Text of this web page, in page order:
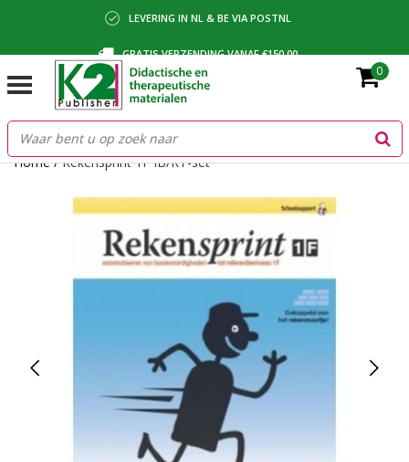
LEVERING IN NL & BE VIA POSTNL
GRATIS VERZENDING VANAF €150,00
BETALING VIA IDEAL, BANCONTACT OF FACTUUR
0
Home/Rekensprint 1F IB/RT-set